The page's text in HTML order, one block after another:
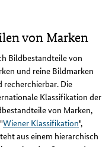
von Marken
Bildbestandteile von
und reine Bildmarken
recherchierbar. Die
Klassifikation der
von Marken,
Wiener Klassifikation",
aus einem hierarchisch